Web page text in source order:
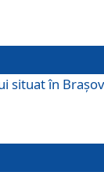
situat în